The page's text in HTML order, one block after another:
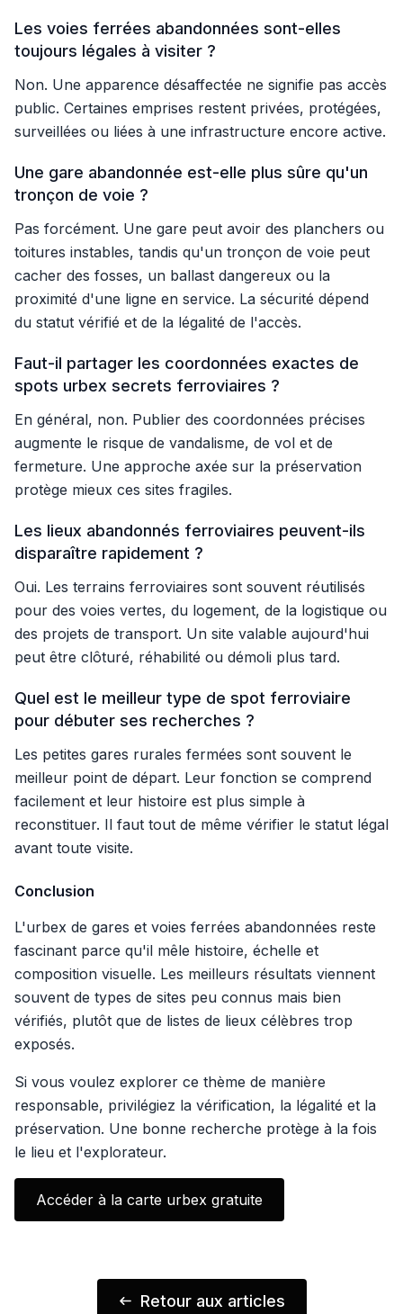
Les voies ferrées abandonnées sont-elles
toujours légales à visiter ?
Non. Une apparence désaffectée ne signifie pas accès
public. Certaines emprises restent privées, protégées,
surveillées ou liées à une infrastructure encore active.
Une gare abandonnée est-elle plus sûre qu'un
tronçon de voie ?
Pas forcément. Une gare peut avoir des planchers ou
toitures instables, tandis qu'un tronçon de voie peut
cacher des fosses, un ballast dangereux ou la
proximité d'une ligne en service. La sécurité dépend
du statut vérifié et de la légalité de l'accès.
Faut-il partager les coordonnées exactes de
spots urbex secrets ferroviaires ?
En général, non. Publier des coordonnées précises
augmente le risque de vandalisme, de vol et de
fermeture. Une approche axée sur la préservation
protège mieux ces sites fragiles.
Les lieux abandonnés ferroviaires peuvent-ils
disparaître rapidement ?
Oui. Les terrains ferroviaires sont souvent réutilisés
pour des voies vertes, du logement, de la logistique ou
des projets de transport. Un site valable aujourd'hui
peut être clôturé, réhabilité ou démoli plus tard.
Quel est le meilleur type de spot ferroviaire
pour débuter ses recherches ?
Les petites gares rurales fermées sont souvent le
meilleur point de départ. Leur fonction se comprend
facilement et leur histoire est plus simple à
reconstituer. Il faut tout de même vérifier le statut légal
avant toute visite.
Conclusion
L'urbex de gares et voies ferrées abandonnées reste
fascinant parce qu'il mêle histoire, échelle et
composition visuelle. Les meilleurs résultats viennent
souvent de types de sites peu connus mais bien
vérifiés, plutôt que de listes de lieux célèbres trop
exposés.
Si vous voulez explorer ce thème de manière
responsable, privilégiez la vérification, la légalité et la
préservation. Une bonne recherche protège à la fois
le lieu et l'explorateur.
Accéder à la carte urbex gratuite
Retour aux articles